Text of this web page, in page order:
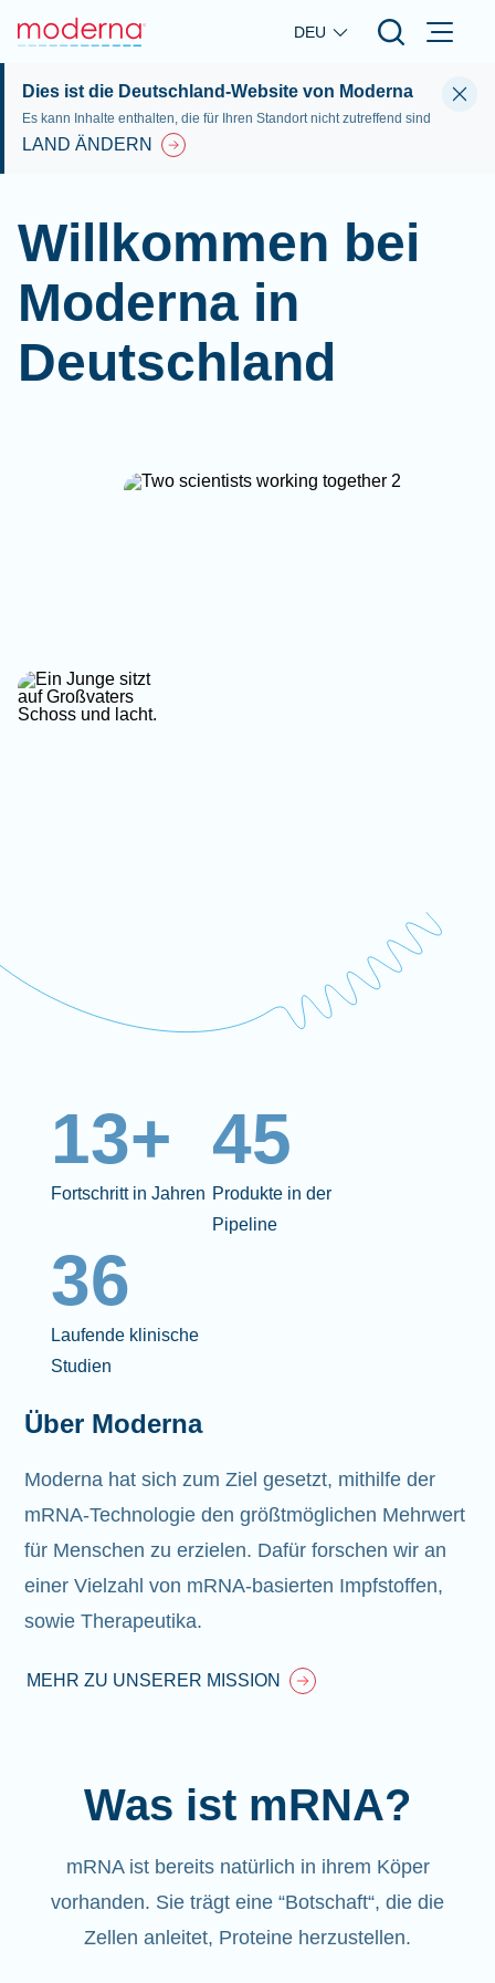
Skip to main content
DEU
Dies ist die Deutschland-Website von Moderna
Es kann Inhalte enthalten, die für Ihren Standort nicht zutreffend sind
LAND ÄNDERN
Willkommen bei
Moderna in
Deutschland
13+
Fortschritt in Jahren
45
Produkte in der
Pipeline
36
Laufende klinische
Studien
Über Moderna
Moderna hat sich zum Ziel gesetzt, mithilfe der
mRNA-Technologie den größtmöglichen Mehrwert
für Menschen zu erzielen. Dafür forschen wir an
einer Vielzahl von mRNA-basierten Impfstoffen,
sowie Therapeutika.
MEHR ZU UNSERER MISSION
Was ist mRNA?
mRNA ist bereits natürlich in ihrem Köper
vorhanden. Sie trägt eine “Botschaft“, die die
Zellen anleitet, Proteine herzustellen.